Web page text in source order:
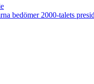
bedömer 2000-talets